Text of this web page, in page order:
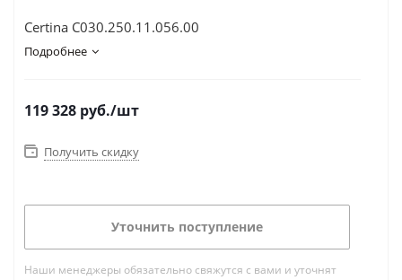
Certina C030.250.11.056.00
Подробнее
119 328 руб./шт
Получить скидку
Уточнить поступление
Наши менеджеры обязательно свяжутся с вами и уточнят